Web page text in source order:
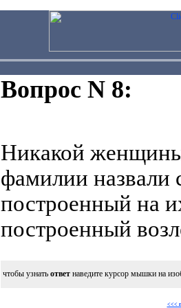
Вопрос N 8:
Никакой
фамилии назвали
построенный на
построенный
чтобы узнать ответ наведите курсор мышки на
<<<